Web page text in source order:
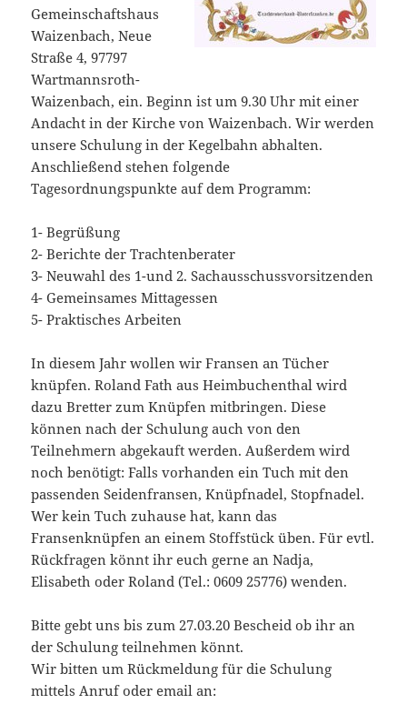
Gemeinschaftshaus
Waizenbach, Neue
Straße 4, 97797
Wartmannsroth-
Waizenbach, ein. Beginn ist um 9.30 Uhr mit einer
Andacht in der Kirche von Waizenbach. Wir werden
unsere Schulung in der Kegelbahn abhalten.
Anschließend stehen folgende
Tagesordnungspunkte auf dem Programm:
1- Begrüßung
2- Berichte der Trachtenberater
3- Neuwahl des 1-und 2. Sachausschussvorsitzenden
4- Gemeinsames Mittagessen
5- Praktisches Arbeiten
In diesem Jahr wollen wir Fransen an Tücher
knüpfen. Roland Fath aus Heimbuchenthal wird
dazu Bretter zum Knüpfen mitbringen. Diese
können nach der Schulung auch von den
Teilnehmern abgekauft werden. Außerdem wird
noch benötigt: Falls vorhanden ein Tuch mit den
passenden Seidenfransen, Knüpfnadel, Stopfnadel.
Wer kein Tuch zuhause hat, kann das
Fransenknüpfen an einem Stoffstück üben. Für evtl.
Rückfragen könnt ihr euch gerne an Nadja,
Elisabeth oder Roland (Tel.: 0609 25776) wenden.
Bitte gebt uns bis zum 27.03.20 Bescheid ob ihr an
der Schulung teilnehmen könnt.
Wir bitten um Rückmeldung für die Schulung
mittels Anruf oder email an: